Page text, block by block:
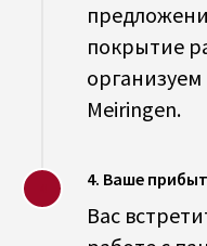
покрытие
Meiringen.
4. Ваше
Вас